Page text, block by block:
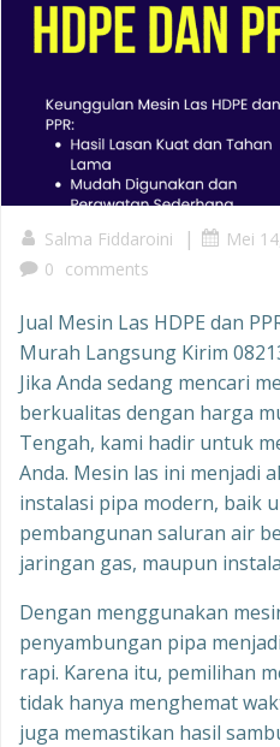
Salma Fiddaroini | Mei
0 comments
Jual Mesin Las HDPE dan
Murah Langsung Kirim
Jika Anda sedang mencari
berkualitas dengan harga
Tengah, kami hadir untuk
Anda. Mesin las ini menjadi
instalasi pipa modern, baik
pembangunan saluran air
jaringan gas, maupun
Dengan menggunakan
penyambungan pipa
rapi. Karena itu, pemilihan
tidak hanya menghemat
juga memastikan hasil